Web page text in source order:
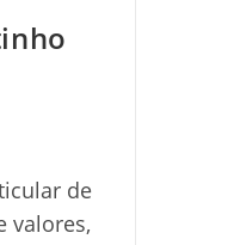
de
valores,